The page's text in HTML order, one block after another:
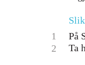
1
På
2
Ta